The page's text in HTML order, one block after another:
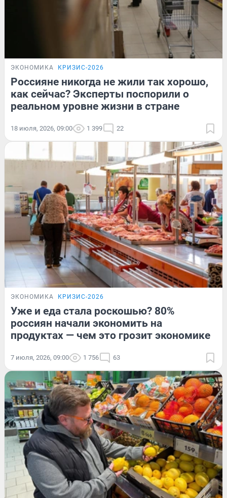
ЭКОНОМИКА КРИЗИС-2026
Россияне никогда не жили так хорошо,
как сейчас? Эксперты поспорили о
реальном уровне жизни в стране
18 июля, 2026, 09:00 1 399 22
ЭКОНОМИКА КРИЗИС-2026
Уже и еда стала роскошью? 80%
россиян начали экономить на
продуктах — чем это грозит экономике
7 июля, 2026, 09:00 1 756 63